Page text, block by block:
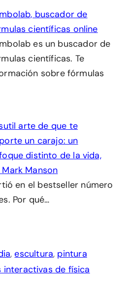
buscador de
científicas online
es un buscador de
científicas. Te
sobre fórmulas
arte de que te
un carajo: un
distinto de la vida,
Manson
en el bestseller número
Por qué…
,escultura, pintura
interactivas de física